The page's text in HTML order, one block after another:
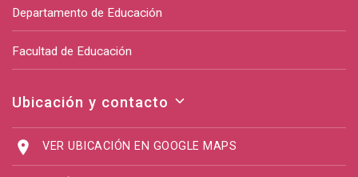
Departamento de Educación
Facultad de Educación
Ubicación y contacto
VER UBICACIÓN EN GOOGLE MAPS